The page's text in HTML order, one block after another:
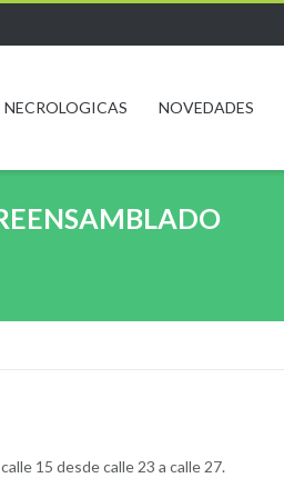
NECROLOGICAS NOVEDADES
15 desde calle 23 a calle 27.